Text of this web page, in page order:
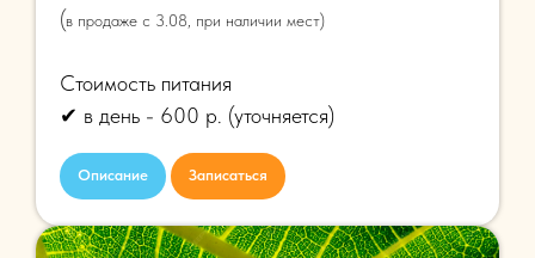
(в продаже с 3.08, при наличии мест)
Стоимость питания
✔ в день - 600 р. (уточняется)
Описание Записаться